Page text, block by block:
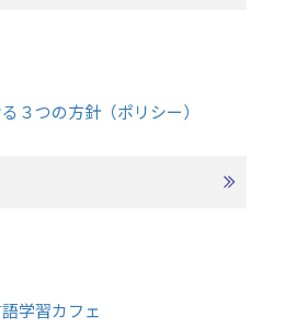
３つの方針（ポリシー）
学習カフェ